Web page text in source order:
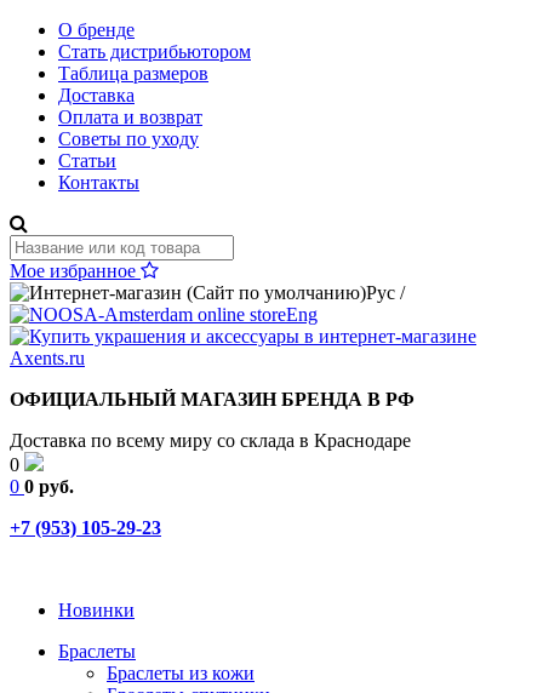
О бренде
Стать дистрибьютором
Таблица размеров
Доставка
Оплата и возврат
Советы по уходу
Статьи
Контакты
Мое избранное
Рус /
Eng
ОФИЦИАЛЬНЫЙ МАГАЗИН БРЕНДА В РФ
Доставка по всему миру со склада в Краснодаре
0
0 0 руб.
+7 (953) 105-29-23
Новинки
Браслеты
Браслеты из кожи